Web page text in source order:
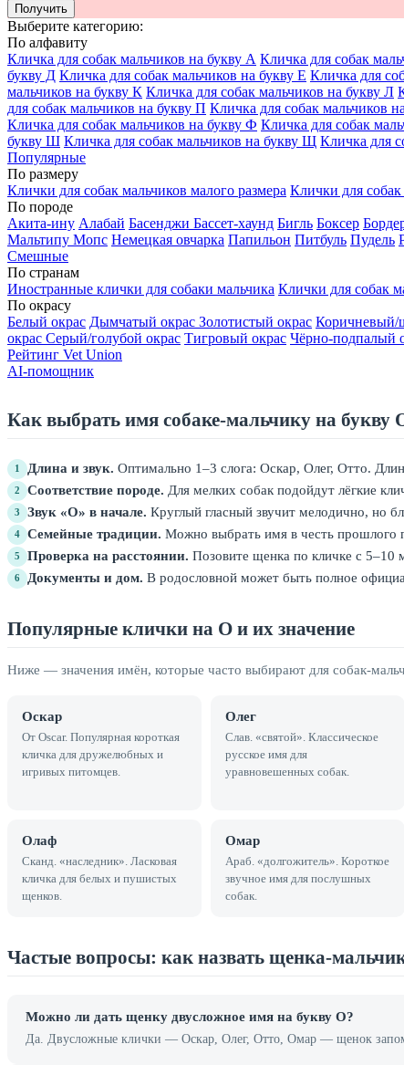
Получить
Выберите категорию:
По алфавиту
Кличка для собак мальчиков на букву А Кличка для собак
букву Д Кличка для собак мальчиков на букву Е Кличка для
мальчиков на букву К Кличка для собак мальчиков на букву Л
для собак мальчиков на букву П Кличка для собак мальчиков
Кличка для собак мальчиков на букву Ф Кличка для собак
букву Ш Кличка для собак мальчиков на букву Щ Кличка для
Популярные
По размеру
Клички для собак мальчиков малого размера Клички для собак
По породе
Акита-ину Алабай Басенджи Бассет-хаунд Бигль Боксер
Мальтипу Мопс Немецкая овчарка Папильон Питбуль Пудель
Смешные
По странам
Иностранные клички для собаки мальчика Клички для собак
По окрасу
Белый окрас Дымчатый окрас Золотистый окрас Коричневый/
окрас Серый/голубой окрас Тигровый окрас Чёрно-подпалый
Рейтинг Vet Union
AI-помощник
Как выбрать имя собаке-мальчику на букву
1 Длина и звук. Оптимально 1–3 слога: Оскар, Олег, Отто.
2 Соответствие породе. Для мелких собак подойдут лёгкие
3 Звук «О» в начале. Круглый гласный звучит мелодично, но
4 Семейные традиции. Можно выбрать имя в честь прошлого
5 Проверка на расстоянии. Позовите щенка по кличке с 5–10
6 Документы и дом. В родословной может быть полное
Популярные клички на О и их значение
Ниже — значения имён, которые часто выбирают для собак-
Оскар
От Oscar. Популярная короткая
кличка для дружелюбных и
игривых питомцев.
Олег
Слав. «святой». Классическое
русское имя для
уравновешенных собак.
Олаф
Сканд. «наследник». Ласковая
кличка для белых и пушистых
щенков.
Омар
Араб. «долгожитель». Короткое
звучное имя для послушных
собак.
Частые вопросы: как назвать щенка-
Можно ли дать щенку двусложное имя на букву О?
Да. Двусложные клички — Оскар, Олег, Отто, Омар — щенок